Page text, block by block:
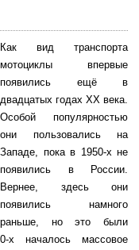
Как вид транспорта
мотоциклы впервые
появились ещё в
двадцатых годах XX века.
Особой популярностью
они пользовались на
Западе, пока в 1950-х не
появились в России.
Вернее, здесь они
появились намного
раньше, но это были
х началось массовое